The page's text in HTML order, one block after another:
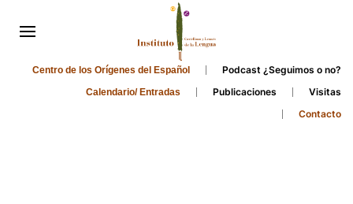
Centro de los Orígenes del Español Podcast ¿Seguimos o no?
Calendario/ Entradas Publicaciones Visitas Contacto